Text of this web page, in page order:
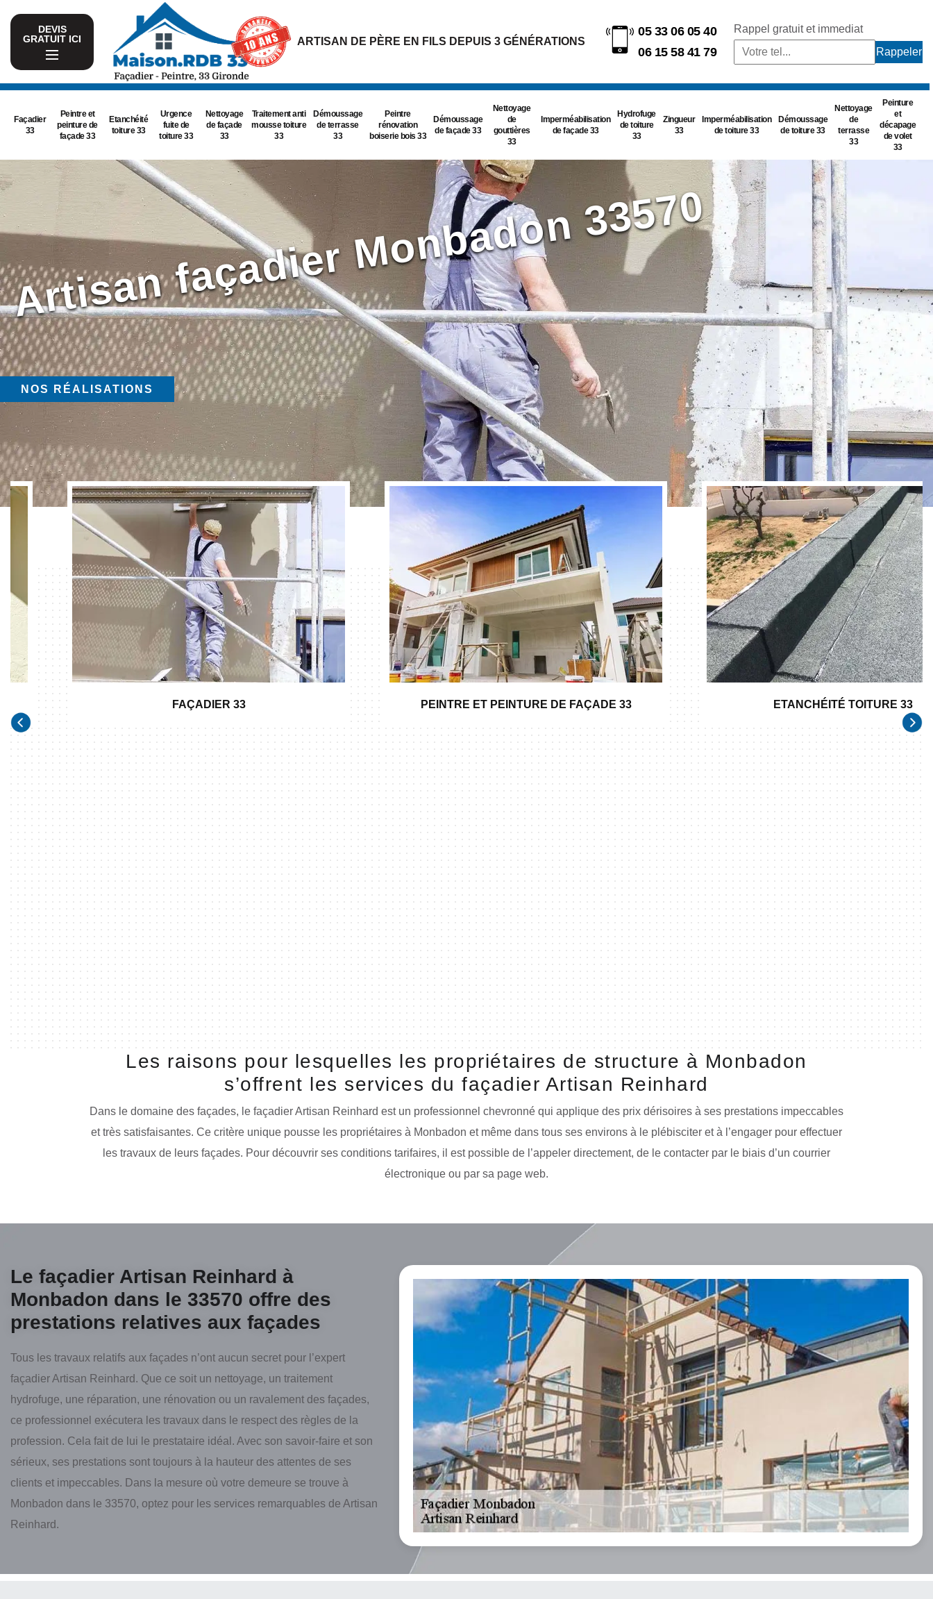
DEVIS
GRATUIT ICI
ARTISAN DE PÈRE EN FILS DEPUIS 3 GÉNÉRATIONS
05 33 06 05 40
06 15 58 41 79
Rappel gratuit et immediat
Façadier
33
Peintre et
peinture de
façade 33
Etanchéité
toiture 33
Urgence
fuite de
toiture 33
Nettoyage
de façade
33
Traitement anti
mousse toiture
33
Démoussage
de terrasse
33
Peintre
rénovation
boiserie bois 33
Démoussage
de façade 33
Nettoyage
de
gouttières
33
Imperméabilisation
de façade 33
Hydrofuge
de toiture
33
Zingueur
33
Imperméabilisation
de toiture 33
Démoussage
de toiture 33
Nettoyage
de
terrasse
33
Peinture
et
décapage
de volet
33
Artisan façadier Monbadon 33570
NOS RÉALISATIONS
FAÇADIER 33 PEINTRE ET PEINTURE DE FAÇADE 33 ETANCHÉITÉ TOITURE 33
Les raisons pour lesquelles les propriétaires de structure à Monbadon
s’offrent les services du façadier Artisan Reinhard
Dans le domaine des façades, le façadier Artisan Reinhard est un professionnel chevronné qui applique des prix dérisoires à ses prestations impeccables
et très satisfaisantes. Ce critère unique pousse les propriétaires à Monbadon et même dans tous ses environs à le plébisciter et à l’engager pour effectuer
les travaux de leurs façades. Pour découvrir ses conditions tarifaires, il est possible de l’appeler directement, de le contacter par le biais d’un courrier
électronique ou par sa page web.
Le façadier Artisan Reinhard à
Monbadon dans le 33570 offre des
prestations relatives aux façades
Tous les travaux relatifs aux façades n’ont aucun secret pour l’expert
façadier Artisan Reinhard. Que ce soit un nettoyage, un traitement
hydrofuge, une réparation, une rénovation ou un ravalement des façades,
ce professionnel exécutera les travaux dans le respect des règles de la
profession. Cela fait de lui le prestataire idéal. Avec son savoir-faire et son
sérieux, ses prestations sont toujours à la hauteur des attentes de ses
clients et impeccables. Dans la mesure où votre demeure se trouve à
Monbadon dans le 33570, optez pour les services remarquables de Artisan
Reinhard.